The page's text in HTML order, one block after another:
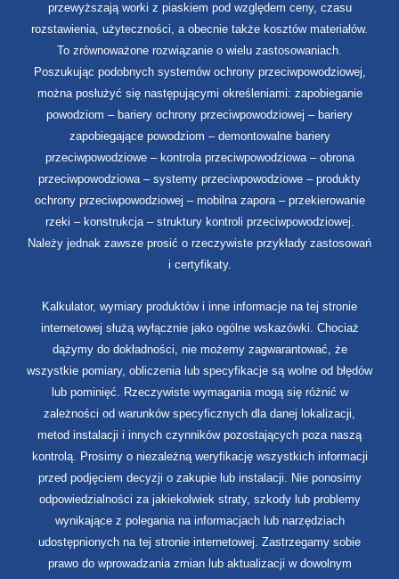
przewyższają worki z piaskiem pod względem ceny, czasu
rozstawienia, użyteczności, a obecnie także kosztów materiałów.
To zrównoważone rozwiązanie o wielu zastosowaniach.
Poszukując podobnych systemów ochrony przeciwpowodziowej,
można posłużyć się następującymi określeniami: zapobieganie
powodziom – bariery ochrony przeciwpowodziowej – bariery
zapobiegające powodziom – demontowalne bariery
przeciwpowodziowe – kontrola przeciwpowodziowa – obrona
przeciwpowodziowa – systemy przeciwpowodziowe – produkty
ochrony przeciwpowodziowej – mobilna zapora – przekierowanie
rzeki – konstrukcja – struktury kontroli przeciwpowodziowej.
Należy jednak zawsze prosić o rzeczywiste przykłady zastosowań
i certyfikaty.
Kalkulator, wymiary produktów i inne informacje na tej stronie
internetowej służą wyłącznie jako ogólne wskazówki. Chociaż
dążymy do dokładności, nie możemy zagwarantować, że
wszystkie pomiary, obliczenia lub specyfikacje są wolne od błędów
lub pominięć. Rzeczywiste wymagania mogą się różnić w
zależności od warunków specyficznych dla danej lokalizacji,
metod instalacji i innych czynników pozostających poza naszą
kontrolą. Prosimy o niezależną weryfikację wszystkich informacji
przed podjęciem decyzji o zakupie lub instalacji. Nie ponosimy
odpowiedzialności za jakiekolwiek straty, szkody lub problemy
wynikające z polegania na informacjach lub narzędziach
udostępnionych na tej stronie internetowej. Zastrzegamy sobie
prawo do wprowadzania zmian lub aktualizacji w dowolnym